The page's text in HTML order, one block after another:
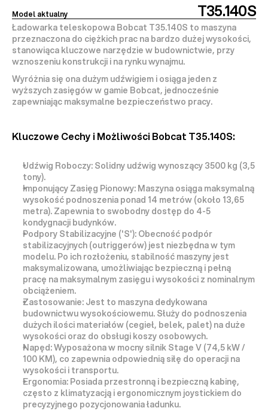
T35.140S
Model aktualny
Ładowarka teleskopowa Bobcat T35.140S to maszyna
przeznaczona do ciężkich prac na bardzo dużej wysokości,
stanowiąca kluczowe narzędzie w budownictwie, przy
wznoszeniu konstrukcji i na rynku wynajmu.
Wyróżnia się ona dużym udźwigiem i osiąga jeden z
wyższych zasięgów w gamie Bobcat, jednocześnie
zapewniając maksymalne bezpieczeństwo pracy.
Kluczowe Cechy i Możliwości Bobcat T35.140S:
Udźwig Roboczy: Solidny udźwig wynoszący 3500 kg (3,5
tony).
Imponujący Zasięg Pionowy: Maszyna osiąga maksymalną
wysokość podnoszenia ponad 14 metrów (około 13,65
metra). Zapewnia to swobodny dostęp do 4-5
kondygnacji budynków.
Podpory Stabilizacyjne ('S'): Obecność podpór
stabilizacyjnych (outriggerów) jest niezbędna w tym
modelu. Po ich rozłożeniu, stabilność maszyny jest
maksymalizowana, umożliwiając bezpieczną i pełną
pracę na maksymalnym zasięgu i wysokości z nominalnym
obciążeniem.
Zastosowanie:
budownictwu wysokościowemu. Służy do podnoszenia
dużych ilości materiałów (cegieł, belek, palet) na duże
wysokości oraz do obsługi koszy osobowych.
Napęd: Wyposażona w mocny silnik Stage V (74,5 kW /
100 KM), co zapewnia odpowiednią siłę do operacji na
wysokości i transportu.
Ergonomia: Posiada przestronną i bezpieczną kabinę,
często z klimatyzacją i ergonomicznym joystickiem do
precyzyjnego pozycjonowania ładunku.